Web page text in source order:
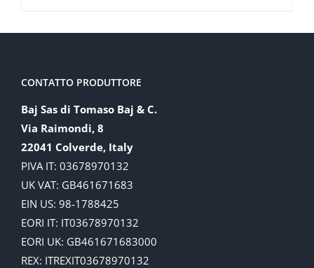
CONTATTO PRODUTTORE
Baj Sas di Tomaso Baj & C.
Via Raimondi, 8
22041 Colverde, Italy
PIVA IT: 03678970132
UK VAT: GB461671683
EIN US: 98-1788425
EORI IT: IT03678970132
EORI UK: GB461671683000
REX: ITREXIT03678970132